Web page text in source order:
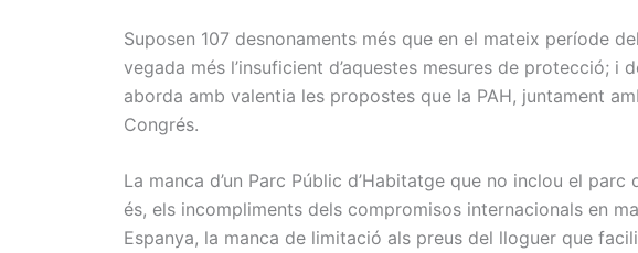
Suposen 107 desnonaments més que en el mateix període
vegada més l’insuficient d’aquestes mesures de protecció;
aborda amb valentia les propostes que la PAH, juntament
Congrés.
La manca d’un Parc Públic d’Habitatge que no inclou el
és, els incompliments dels compromisos internacionals en
Espanya, la manca de limitació als preus del lloguer que